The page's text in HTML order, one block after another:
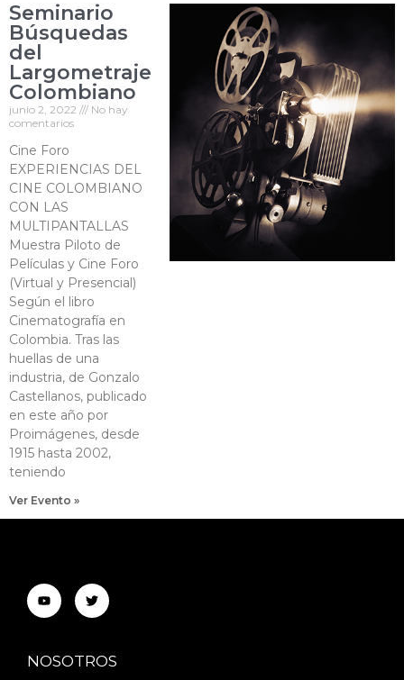
Seminario
Búsquedas
del
Largometraje
Colombiano
junio 2, 2022
No hay
comentarios
Cine Foro
EXPERIENCIAS DEL
CINE COLOMBIANO
CON LAS
MULTIPANTALLAS
Muestra Piloto de
Películas y Cine Foro
(Virtual y Presencial)
Según el libro
Cinematografía en
Colombia. Tras las
huellas de una
industria, de Gonzalo
Castellanos, publicado
en este año por
Proimágenes, desde
1915 hasta 2002,
teniendo
Ver Evento »
NOSOTROS